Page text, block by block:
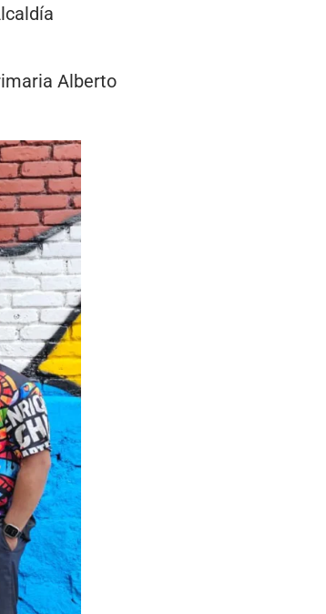
Alberto